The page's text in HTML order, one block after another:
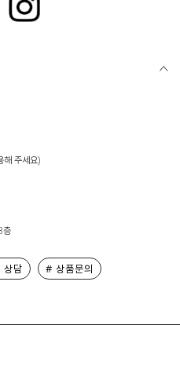
해 주세요)
층
담
# 상품문의